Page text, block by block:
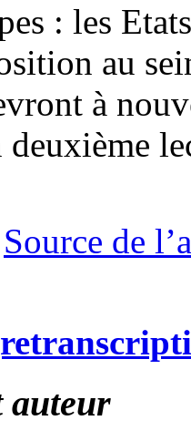
: les
au
à
Source de
auteur